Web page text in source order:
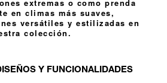
extremas o como prenda
en climas más suaves,
versátiles y estilizadas en
colección.
Y FUNCIONALIDADES